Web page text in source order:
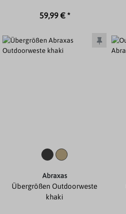
59,99 € *
Abraxas
Übergrößen Outdoorweste
khaki